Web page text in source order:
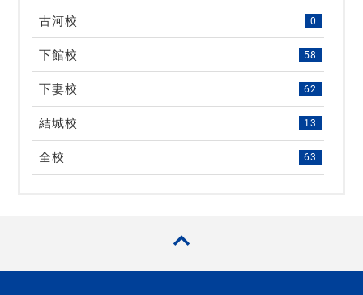
古河校 0
下館校 58
下妻校 62
結城校 13
全校 63